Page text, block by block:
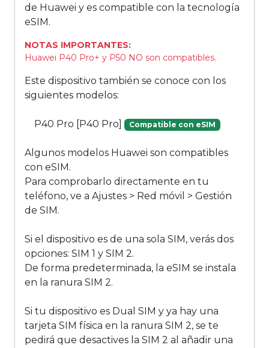
de Huawei y es compatible con la tecnología
eSIM.
NOTAS IMPORTANTES:
Huawei P40 Pro+ y P50 NO son compatibles.
Este dispositivo también se conoce con los
siguientes modelos:
P40 Pro [P40 Pro] Compatible con eSIM
Algunos modelos Huawei son compatibles
con eSIM.
Para comprobarlo directamente en tu
teléfono, ve a Ajustes > Red móvil > Gestión
de SIM.
Si el dispositivo es de una sola SIM, verás dos
opciones: SIM 1 y SIM 2.
De forma predeterminada, la eSIM se instala
en la ranura SIM 2.
Si tu dispositivo es Dual SIM y ya hay una
tarjeta SIM física en la ranura SIM 2, se te
pedirá que desactives la SIM 2 al añadir una